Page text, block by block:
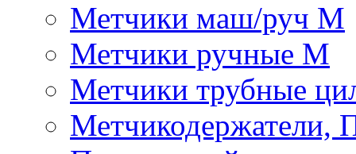
Метчики маш/руч М
Метчики ручные М
Метчики трубные
Метчикодержатели,